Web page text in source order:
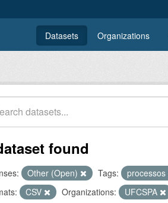
Datasets Organizations
found
Other (Open) Tags: processos
CSV Organizations: UFCSPA